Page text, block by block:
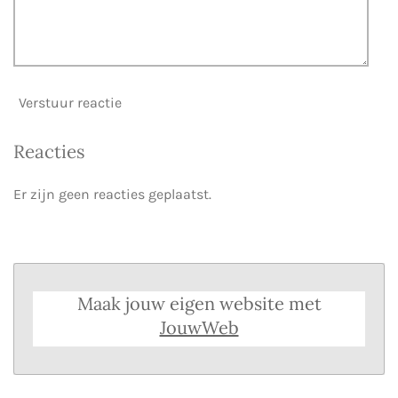
Verstuur reactie
Reacties
Er zijn geen reacties geplaatst.
Maak jouw eigen website met
JouwWeb